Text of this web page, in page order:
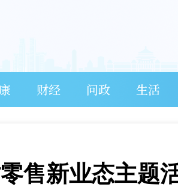
财经 问政 生活
售新业态主题